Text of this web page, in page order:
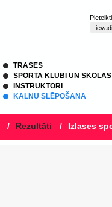
TRASES
SPORTA KLUBI UN SKOLAS
INSTRUKTORI
KALNU SLĒPOŠANA
/ Rezultāti / Izlases